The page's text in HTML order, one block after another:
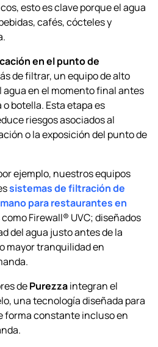
esto es clave porque el agua
cafés, cócteles y
en el punto de
de filtrar, un equipo de alto
agua en el momento final antes
botella. Esta etapa es
riesgos asociados al
o la exposición del punto de
ejemplo, nuestros equipos
sistemas de filtración de
para restaurantes en
Firewall® UVC; diseñados
del agua justo antes de la
mayor tranquilidad en
dePurezzaintegran el
una tecnología diseñada para
forma constante incluso en